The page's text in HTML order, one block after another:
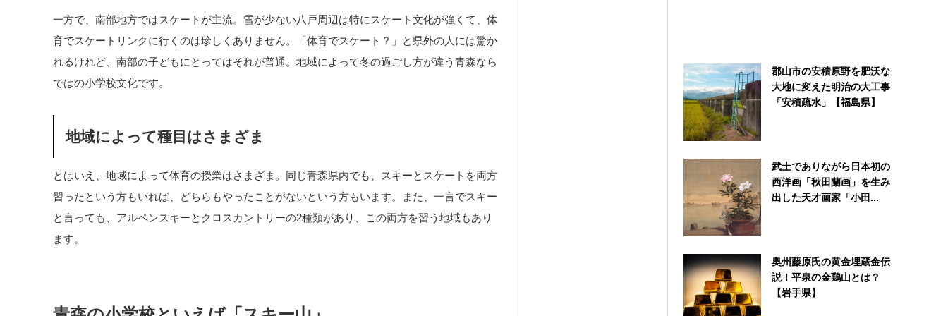
一方で、南部地方ではスケートが主流。雪が少ない八戸周辺は特にスケート文化が強くて、体
育でスケートリンクに行くのは珍しくありません。「体育でスケート？」と県外の人には驚か
れるけれど、南部の子どもにとってはそれが普通。地域によって冬の過ごし方が違う青森なら
ではの小学校文化です。
地域によって種目はさまざま
とはいえ、地域によって体育の授業はさまざま。同じ青森県内でも、スキーとスケートを両方
習ったという方もいれば、どちらもやったことがないという方もいます。また、一言でスキー
と言っても、アルペンスキーとクロスカントリーの2種類があり、この両方を習う地域もあり
ます。
郡山市の安積原野を肥沃な
大地に変えた明治の大工事
「安積疏水」【福島県】
武士でありながら日本初の
西洋画「秋田蘭画」を生み
出した天才画家「小田...
奥州藤原氏の黄金埋蔵金伝
説！平泉の金鶏山とは？
【岩手県】